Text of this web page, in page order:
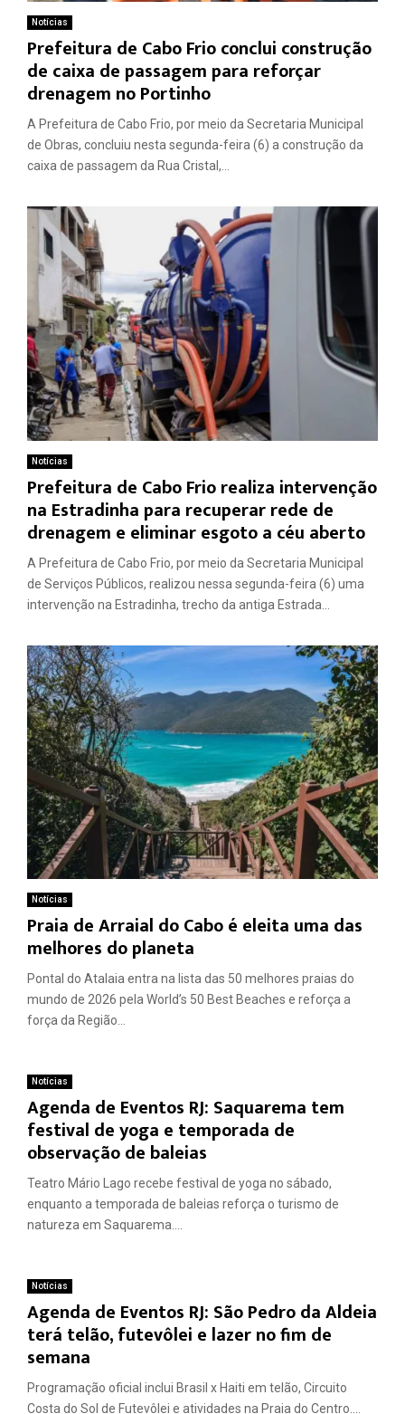
Notícias
Prefeitura de Cabo Frio conclui construção
de caixa de passagem para reforçar
drenagem no Portinho
A Prefeitura de Cabo Frio, por meio da Secretaria Municipal
de Obras, concluiu nesta segunda-feira (6) a construção da
caixa de passagem da Rua Cristal,...
Notícias
Prefeitura de Cabo Frio realiza intervenção
na Estradinha para recuperar rede de
drenagem e eliminar esgoto a céu aberto
A Prefeitura de Cabo Frio, por meio da Secretaria Municipal
de Serviços Públicos, realizou nessa segunda-feira (6) uma
intervenção na Estradinha, trecho da antiga Estrada...
Notícias
Praia de Arraial do Cabo é eleita uma das
melhores do planeta
Pontal do Atalaia entra na lista das 50 melhores praias do
mundo de 2026 pela World’s 50 Best Beaches e reforça a
força da Região...
Notícias
Agenda de Eventos RJ: Saquarema tem
festival de yoga e temporada de
observação de baleias
Teatro Mário Lago recebe festival de yoga no sábado,
enquanto a temporada de baleias reforça o turismo de
natureza em Saquarema....
Notícias
Agenda de Eventos RJ: São Pedro da Aldeia
terá telão, futevôlei e lazer no fim de
semana
Programação oficial inclui Brasil x Haiti em telão, Circuito
Costa do Sol de Futevôlei e atividades na Praia do Centro....